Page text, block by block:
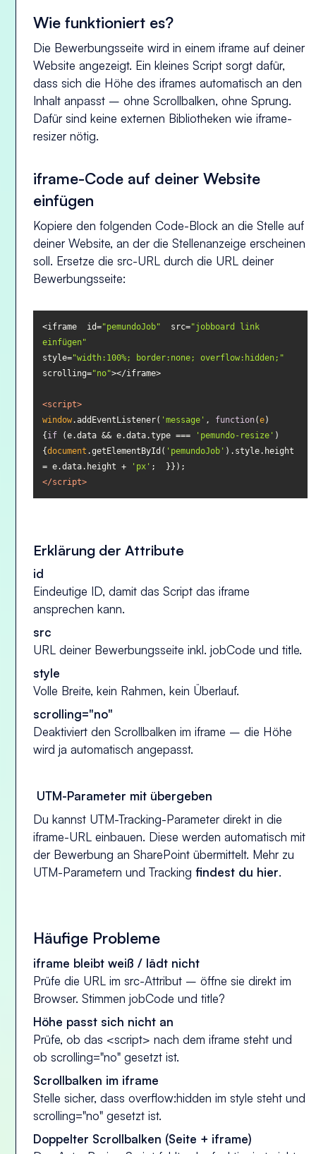
Wie funktioniert es?
Die Bewerbungsseite wird in einem iframe auf deiner
Website angezeigt. Ein kleines Script sorgt dafür,
dass sich die Höhe des iframes automatisch an den
Inhalt anpasst – ohne Scrollbalken, ohne Sprung.
Dafür sind keine externen Bibliotheken wie iframe-
resizer nötig.
iframe-Code auf deiner Website
einfügen
Kopiere den folgenden Code-Block an die Stelle auf
deiner Website, an der die Stellenanzeige erscheinen
soll. Ersetze die src-URL durch die URL deiner
Bewerbungsseite:
<iframe  id="pemundoJob" src="jobboard link
einfügen"
style="width:100%; border:none; overflow:hidden;"
scrolling="no" ></iframe>
<script>
window.addEventListener( 'message' , function(e
{ if (e.data && e.data.type === 'pemundo-resize'
{document .getElementById( 'pemundoJob' ).style.height
= e.data.height +
'px'
</script>
Erklärung der Attribute
id
Eindeutige ID, damit das Script das iframe
ansprechen kann.
src
URL deiner Bewerbungsseite inkl. jobCode und title.
style
Volle Breite, kein Rahmen, kein Überlauf.
scrolling="no"
Deaktiviert den Scrollbalken im iframe – die Höhe
wird ja automatisch angepasst.
UTM-Parameter mit übergeben
Du kannst UTM-Tracking-Parameter direkt in die
iframe-URL einbauen. Diese werden automatisch mit
der Bewerbung an SharePoint übermittelt. Mehr zu
UTM-Parametern und Trackingfindest du hier.
Häufige Probleme
iframe bleibt weiß / lädt nicht
Prüfe die URL im src-Attribut – öffne sie direkt im
Browser. Stimmen jobCode und title?
Höhe passt sich nicht an
Prüfe, ob das <script> nach dem iframe steht und
ob scrolling="no" gesetzt ist.
Scrollbalken im iframe
Stelle sicher, dass overflow:hidden im style steht und
scrolling="no" gesetzt ist.
Doppelter Scrollbalken (Seite + iframe)